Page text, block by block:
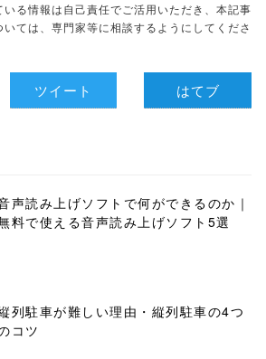
いる情報は自己責任でご活用いただき、本記事
ては、専門家等に相談するようにしてくださ
ツイート はてブ
声読み上げソフトで何ができるのか｜
料で使える音声読み上げソフト5選
列駐車が難しい理由・縦列駐車の4つ
コツ